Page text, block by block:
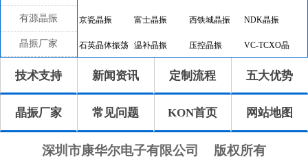
有源晶振
晶振厂家
京瓷晶振 富士晶振 西铁城晶振 NDK晶振
石英晶体振荡 温补晶振 压控晶振 VC-TCXO晶
振
差分晶振 32.768K有源
晶振
恒温晶振 8045晶振
7050晶振 6035晶振 5032晶振 3225晶振
7.0x1.5晶振 5.0x1.8晶振 4.1x1.5晶振 3.2x1.5晶振
技术支持 新闻资讯 定制流程 五大优势
晶振厂家 常见问题 KON首页 网站地图
深圳市康华尔电子有限公司 版权所有